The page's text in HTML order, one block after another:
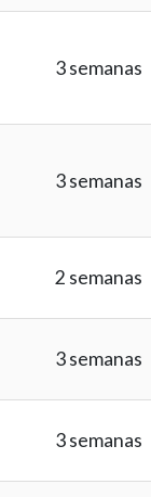
3 semanas
3 semanas
2 semanas
3 semanas
3 semanas